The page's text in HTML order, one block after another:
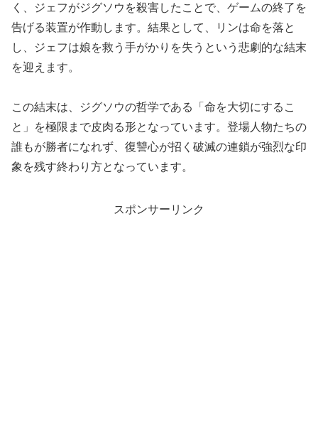
く、ジェフがジグソウを殺害したことで、ゲームの終了を
告げる装置が作動します。結果として、リンは命を落と
し、ジェフは娘を救う手がかりを失うという悲劇的な結末
を迎えます。
この結末は、ジグソウの哲学である「命を大切にするこ
と」を極限まで皮肉る形となっています。登場人物たちの
誰もが勝者になれず、復讐心が招く破滅の連鎖が強烈な印
象を残す終わり方となっています。
スポンサーリンク